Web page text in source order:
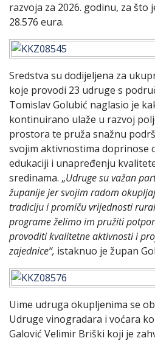
razvoja za 2026. godinu, za što
28.576 eura.
Sredstva su dodijeljena za
koje provodi 23 udruge s
Tomislav Golubić naglasio je
kontinuirano ulaže u razvoj
prostora te pruža snažnu
svojim aktivnostima doprinose
edukaciji i unapređenju
sredinama. „Udruge su važan
županije jer svojim radom
tradiciju i promiču vrijednosti
programe želimo im pružiti
provoditi kvalitetne aktivnosti i
zajednice“, istaknuo je župan
Uime udruga okupljenima se
Udruge vinogradara i voćara
Galović Velimir Briški koji je